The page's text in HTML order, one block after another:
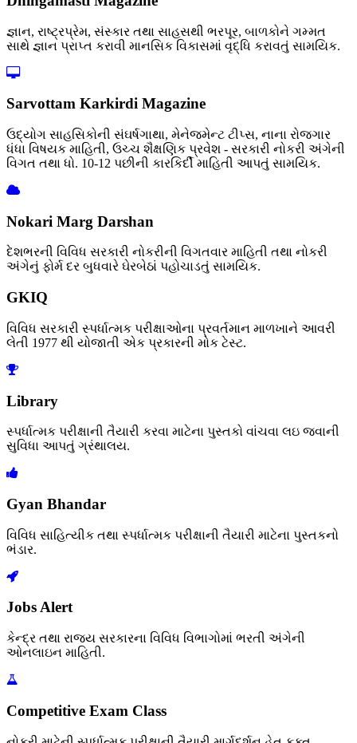
જ્ઞાન, રાષ્ટ્રપ્રેમ, સંસ્કાર તથા સાહસથી ભરપૂર, બાળકોને ગમ્મત
સાથે જ્ઞાન પ્રાપ્ત કરાવી માનસિક વિકાસમાં વૃદ્ધિ કરાવતું સામયિક.
Sarvottam Karkirdi Magazine
ઉદ્યોગ સાહસિકોની સંઘર્ષગાથા, મેનેજમેન્ટ ટીપ્સ, નાના રોજગાર
ધંધા વિષયક માહિતી, ઉચ્ચ શૈક્ષણિક પ્રવેશ - સરકારી નોકરી અંગેની
વિગત તથા ધો. 10-12 પછીની કારકિર્દી માહિતી આપતું સામયિક.
Nokari Marg Darshan
દેશભરની વિવિધ સરકારી નોકરીની વિગતવાર માહિતી તથા નોકરી
અંગેનું ફોર્મ દર બુધવારે ઘેરબેઠાં પહોચાડતું સામયિક.
GKIQ
વિવિધ સરકારી સ્પર્ધાત્મક પરીક્ષાઓના પ્રવર્તમાન માળખાને આવરી
લેતી 1977 થી યોજાતી એક પ્રકારની મોક ટેસ્ટ.
Library
સ્પર્ધાત્મક પરીક્ષાની તૈયારી કરવા માટેના પુસ્તકો વાંચવા લઇ જવાની
સુવિધા આપતું ગ્રંથાલય.
Gyan Bhandar
વિવિધ સાહિત્યીક તથા સ્પર્ધાત્મક પરીક્ષાની તૈયારી માટેના પુસ્તકનો
ભંડાર.
Jobs Alert
કેન્દ્ર તથા રાજ્ય સરકારના વિવિધ વિભાગોમાં ભરતી અંગેની
ઓનલાઇન માહિતી.
Competitive Exam Class